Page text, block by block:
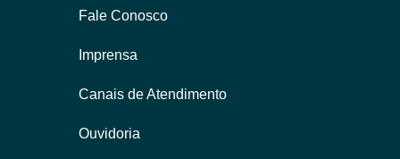
Fale Conosco
Imprensa
Canais de Atendimento
Ouvidoria